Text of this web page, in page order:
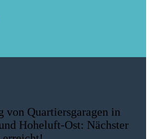
von Quartiersgaragen in
Hoheluft-Ost: Nächster